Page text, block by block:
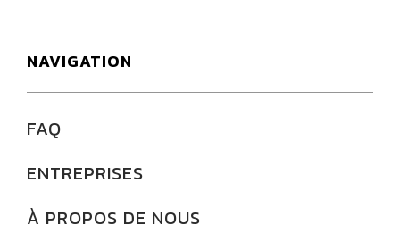
NAVIGATION
FAQ
ENTREPRISES
À PROPOS DE NOUS